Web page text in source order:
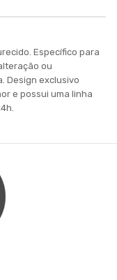
Específico para
ou
Design exclusivo
e possui uma linha